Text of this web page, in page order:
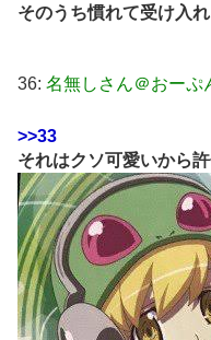
そのうち慣れて受け入
36: 名無しさん＠おーぷ
>>33
それはクソ可愛いから